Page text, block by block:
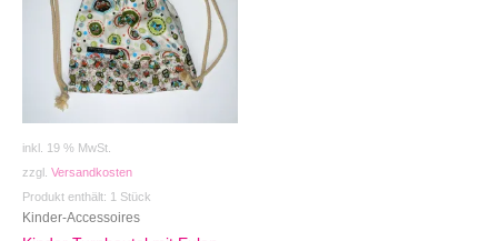
inkl. 19 % MwSt.
zzgl. Versandkosten
Produkt enthält: 1 Stück
Kinder-Accessoires